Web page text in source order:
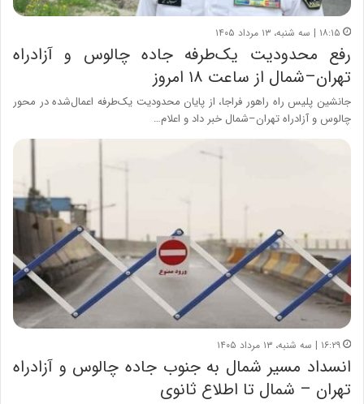
۱۸:۱۵ | سه شنبه، ۱۳ مرداد ۱۴۰۵
رفع محدودیت یک‌طرفه جاده چالوس و آزادراه
تهران–شمال از ساعت ۱۸ امروز
جانشین پلیس راه راهور فراجا، از پایان محدودیت یک‌طرفه اعمال‌شده در محور
چالوس و آزادراه تهران–شمال خبر داد و اعلام…
۱۶:۲۹ | سه شنبه، ۱۳ مرداد ۱۴۰۵
انسداد مسیر شمال به جنوب جاده چالوس و آزادراه
تهران – شمال تا اطلاع ثانوی